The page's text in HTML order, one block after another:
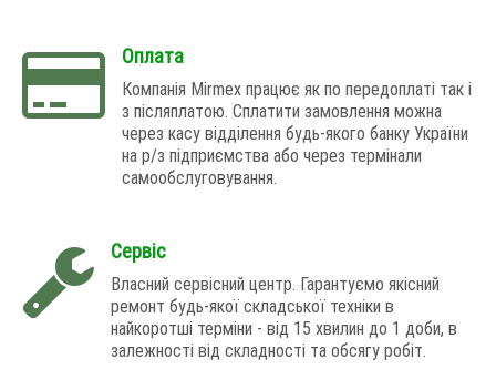
Оплата
Компанія Mirmex працює як по передоплаті так і
з післяплатою. Сплатити замовлення можна
через касу відділення будь-якого банку України
на р/з підприємства або через термінали
самообслуговування.
Сервіс
Власний сервісний центр. Гарантуємо якісний
ремонт будь-якої складської техніки в
найкоротші терміни - від 15 хвилин до 1 доби, в
залежності від складності та обсягу робіт.